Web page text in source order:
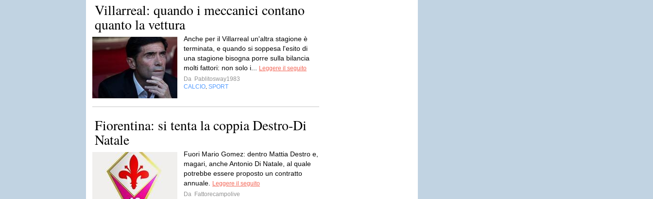
Villarreal: quando i meccanici contano
quanto la vettura
Anche per il Villarreal un'altra stagione è
terminata, e quando si soppesa l'esito di
una stagione bisogna porre sulla bilancia
molti fattori: non solo i...
Leggere il seguito
Da Pablitosway1983
CALCIO SPORT
Fiorentina: si tenta la coppia Destro-Di
Natale
Fuori Mario Gomez: dentro Mattia Destro e,
magari, anche Antonio Di Natale, al quale
potrebbe essere proposto un contratto
annuale.
Leggere il seguito
Da Fattorecampolive